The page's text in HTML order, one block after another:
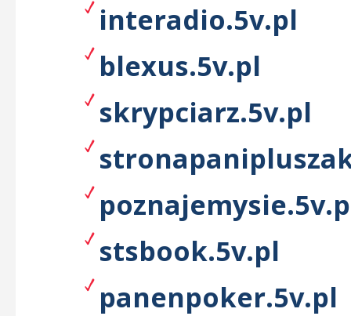
interadio.5v.pl
blexus.5v.pl
skrypciarz.5v.pl
stsbook.5v.pl
panenpoker.5v.pl